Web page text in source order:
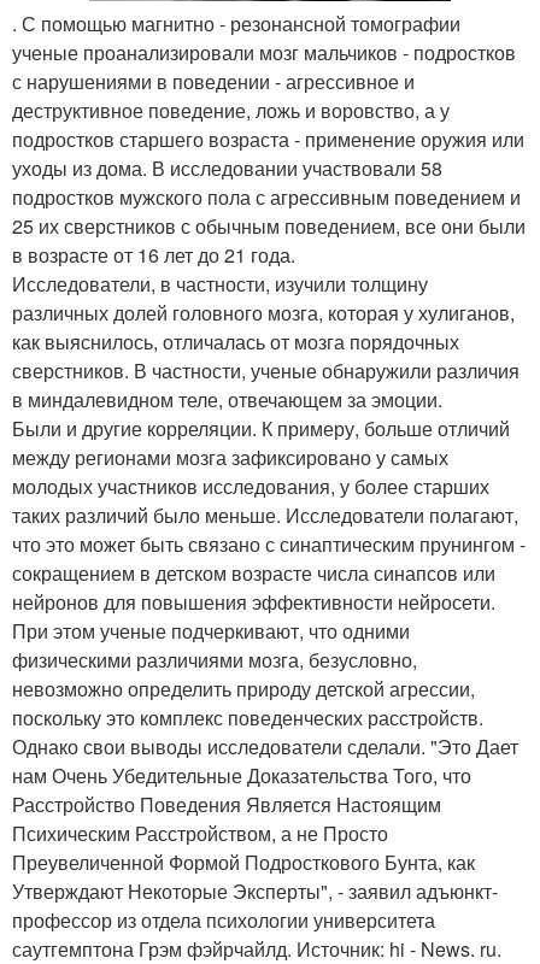
. С помощью магнитно - резонансной томографии
ученые проанализировали мозг мальчиков - подростков
с нарушениями в поведении - агрессивное и
деструктивное поведение, ложь и воровство, а у
подростков старшего возраста - применение оружия или
уходы из дома. В исследовании участвовали 58
подростков мужского пола с агрессивным поведением и
25 их сверстников с обычным поведением, все они были
в возрасте от 16 лет до 21 года.
Исследователи, в частности, изучили толщину
различных долей головного мозга, которая у хулиганов,
как выяснилось, отличалась от мозга порядочных
сверстников. В частности, ученые обнаружили различия
в миндалевидном теле, отвечающем за эмоции.
Были и другие корреляции. К примеру, больше отличий
между регионами мозга зафиксировано у самых
молодых участников исследования, у более старших
таких различий было меньше. Исследователи полагают,
что это может быть связано с синаптическим прунингом -
сокращением в детском возрасте числа синапсов или
нейронов для повышения эффективности нейросети.
При этом ученые подчеркивают, что одними
физическими различиями мозга, безусловно,
невозможно определить природу детской агрессии,
поскольку это комплекс поведенческих расстройств.
Однако свои выводы исследователи сделали. "Это Дает
нам Очень Убедительные Доказательства Того, что
Расстройство Поведения Является Настоящим
Психическим Расстройством, а не Просто
Преувеличенной Формой Подросткового Бунта, как
Утверждают Некоторые Эксперты", - заявил адъюнкт-
профессор из отдела психологии университета
саутгемптона Грэм фэйрчайлд. Источник: hi - News. ru.